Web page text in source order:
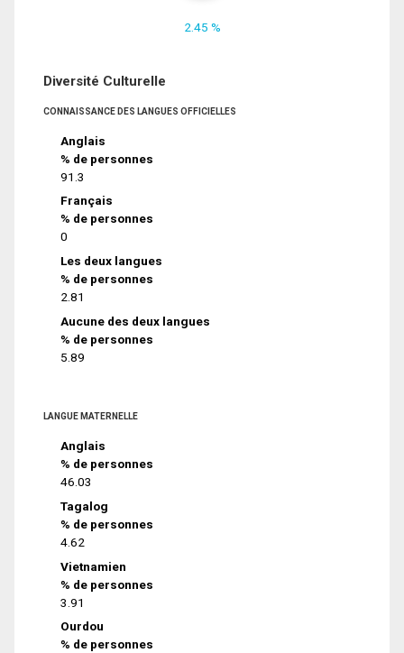
2.45 %
Diversité Culturelle
CONNAISSANCE DES LANGUES OFFICIELLES
Anglais
% de personnes
91.3
Français
% de personnes
0
Les deux langues
% de personnes
2.81
Aucune des deux langues
% de personnes
5.89
LANGUE MATERNELLE
Anglais
% de personnes
46.03
Tagalog
% de personnes
4.62
Vietnamien
% de personnes
3.91
Ourdou
% de personnes